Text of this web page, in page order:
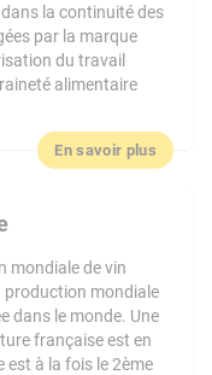
la continuité des
par la marque
du travail
alimentaire
En savoir plus
mondiale de vin
production mondiale
dans le monde. Une
française est en
est à la fois le 2ème